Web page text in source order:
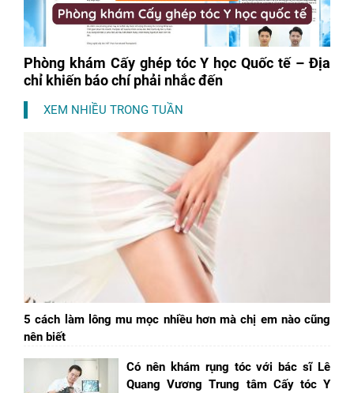
Phòng khám Cấy ghép tóc Y học Quốc tế – Địa
chỉ khiến báo chí phải nhắc đến
XEM NHIỀU TRONG TUẦN
5 cách làm lông mu mọc nhiều hơn mà chị em nào cũng
nên biết
Có nên khám rụng tóc với bác sĩ Lê
Quang Vương Trung tâm Cấy tóc Y